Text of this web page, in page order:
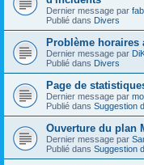
Dernier message par
Publié dans Divers
Problème horaires
Dernier message par
Publié dans Divers
Page de
Dernier message par
Publié dans Suggestion
Ouverture du plan
Dernier message par
Publié dans Suggestion